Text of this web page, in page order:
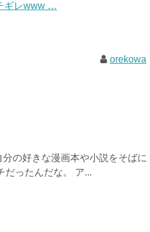
ギレwww …
orekowa
の好きな漫画本や小説をそばに
だったんだな。 ア...